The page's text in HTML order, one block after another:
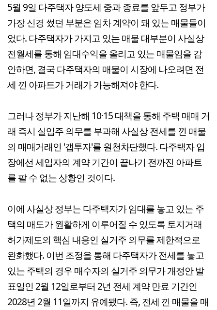
5월 9일 다주택자 양도세 중과 종료를 앞두고 정부가
가장 신경 썼던 부분은 임차 계약이 돼 있는 매물들이
었다. 다주택자가 가지고 있는 매물 대부분이 사실상
전월세를 통해 임대수익을 올리고 있는 매물임을 감
안하면, 결국 다주택자의 매물이 시장에 나오려면 전
세 낀 아파트가 거래가 가능해져야 한다.
그러나 정부가 지난해 10·15 대책을 통해 주택 매매 거
래 즉시 실입주 의무를 부과해 사실상 전세를 낀 매물
의 매매거래인 '갭투자'를 원천차단했다. 다주택자 입
장에선 세입자의 계약 기간이 끝나기 전까진 아파트
를 팔 수 없는 상황인 것이다.
이에 사실상 정부는 다주택자가 임대를 놓고 있는 주
택의 매도가 원활하게 이루어질 수 있도록 토지거래
허가제도의 핵심 내용인 실거주 의무를 제한적으로
완화했다. 이번 조정을 통해 다주택자가 전세를 놓고
있는 주택의 경우 매수자의 실거주 의무가 개정안 발
표일인 2월 12일로부터 2년 전세 계약 만료 기간인
2028년 2월 11일까지 유예됐다. 즉, 전세 낀 매물을 매